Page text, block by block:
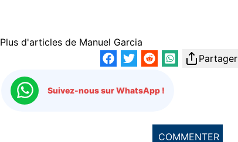
Plus d'articles de Manuel Garcia
Partager
Suivez-nous sur WhatsApp !
COMMENTER